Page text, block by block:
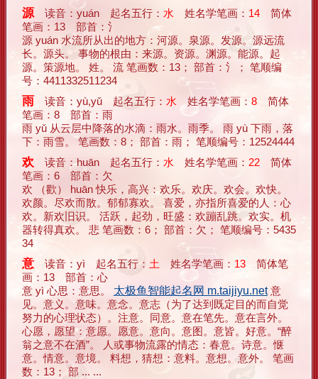
源读音：yuán 起名五行： 水 姓名学笔画： 14 简体
笔画：13 部首：氵
源 yuán 水流所从出的地方：河源。泉源。发源。源远流
长。源头。 事物的根由：来源。资源。渊源。能源。起
源。策源地。 姓。 流 笔画数：13； 部首：氵； 笔顺编
号：4411332511234
雨 读音：yù,yǔ 起名五行： 水 姓名学笔画： 8 简体
笔画：8 部首：雨
雨 yǔ 从云层中降落的水滴：雨水。雨季。 雨 yù 下雨，落
下：雨雪。 笔画数：8； 部首：雨； 笔顺编号：12524444
欢 读音：huān 起名五行： 水 姓名学笔画： 22 简体
笔画：6 部首：欠
欢 （歡） huān 快乐，高兴：欢乐。欢庆。欢会。欢快。
欢颜。尽欢而散。郁郁寡欢。 喜爱，亦指所喜爱的人：心
欢。新欢旧识。 活跃，起劲，旺盛：欢蹦乱跳。欢实。机
器转得真欢。 悲 笔画数：6； 部首：欠； 笔顺编号：5435
34
意 读音：yì 起名五行： 土 姓名学笔画： 13 简体笔
画：13 部首：心
意 yì 心思：意思。 太极鱼智能起名网 m.taijiyu.net意
见。意义。意味。意念。意志（为了达到既定目的而自觉
努力的心理状态）。注意。同意。意在笔先。意在言外。
心愿，愿望：意愿。愿意。意向。意图。意皆。好意。“醉
翁之意不在酒”。 人或事物流露的情态：春意。诗意。惬
意。情意。意境。 料想，猜想：意料。意想。意外。 笔画
数：13； 部 ... ...